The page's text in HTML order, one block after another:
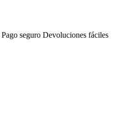
Pago seguro Devoluciones fáciles